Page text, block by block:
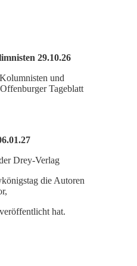
29.10.26
und
Tageblatt
Drey-Verlag
die Autoren
hat.